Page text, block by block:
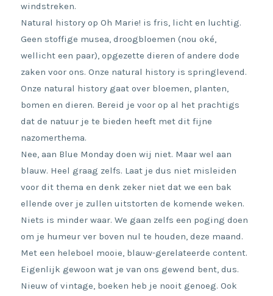
windstreken.
Natural history op Oh Marie! is fris, licht en luchtig.
Geen stoffige musea, droogbloemen (nou oké,
wellicht een paar), opgezette dieren of andere dode
zaken voor ons. Onze natural history is springlevend.
Onze natural history gaat over bloemen, planten,
bomen en dieren. Bereid je voor op al het prachtigs
dat de natuur je te bieden heeft met dit fijne
nazomerthema.
Nee, aan Blue Monday doen wij niet. Maar wel aan
blauw. Heel graag zelfs. Laat je dus niet misleiden
voor dit thema en denk zeker niet dat we een bak
ellende over je zullen uitstorten de komende weken.
Niets is minder waar. We gaan zelfs een poging doen
om je humeur ver boven nul te houden, deze maand.
Met een heleboel mooie, blauw-gerelateerde content.
Eigenlijk gewoon wat je van ons gewend bent, dus.
Nieuw of vintage, boeken heb je nooit genoeg. Ook